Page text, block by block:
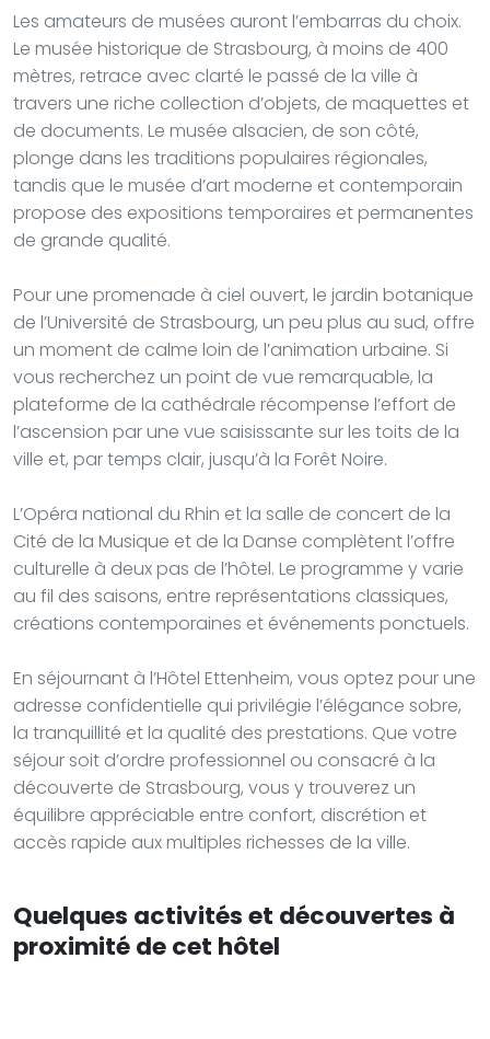
Les amateurs de musées auront l’embarras du choix.
Le musée historique de Strasbourg, à moins de 400
mètres, retrace avec clarté le passé de la ville à
travers une riche collection d’objets, de maquettes et
de documents. Le musée alsacien, de son côté,
plonge dans les traditions populaires régionales,
tandis que le musée d’art moderne et contemporain
propose des expositions temporaires et permanentes
de grande qualité.
Pour une promenade à ciel ouvert, le jardin botanique
de l’Université de Strasbourg, un peu plus au sud, offre
un moment de calme loin de l’animation urbaine. Si
vous recherchez un point de vue remarquable, la
plateforme de la cathédrale récompense l’effort de
l’ascension par une vue saisissante sur les toits de la
ville et, par temps clair, jusqu’à la Forêt Noire.
L’Opéra national du Rhin et la salle de concert de la
Cité de la Musique et de la Danse complètent l’offre
culturelle à deux pas de l’hôtel. Le programme y varie
au fil des saisons, entre représentations classiques,
créations contemporaines et événements ponctuels.
En séjournant à l’Hôtel Ettenheim, vous optez pour une
adresse confidentielle qui privilégie l’élégance sobre,
la tranquillité et la qualité des prestations. Que votre
séjour soit d’ordre professionnel ou consacré à la
découverte de Strasbourg, vous y trouverez un
équilibre appréciable entre confort, discrétion et
accès rapide aux multiples richesses de la ville.
Quelques activités et découvertes à
proximité de cet hôtel